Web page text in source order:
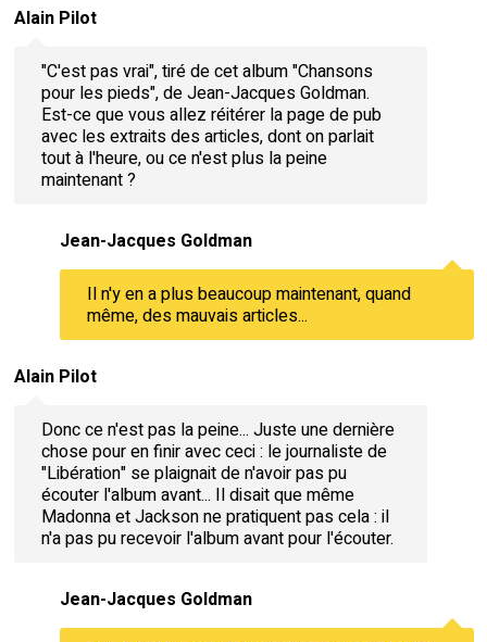
Alain Pilot
"C'est pas vrai", tiré de cet album "Chansons
pour les pieds", de Jean-Jacques Goldman.
Est-ce que vous allez réitérer la page de pub
avec les extraits des articles, dont on parlait
tout à l'heure, ou ce n'est plus la peine
maintenant ?
Jean-Jacques Goldman
Il n'y en a plus beaucoup maintenant, quand
même, des mauvais articles...
Alain Pilot
Donc ce n'est pas la peine... Juste une dernière
chose pour en finir avec ceci : le journaliste de
"Libération" se plaignait de n'avoir pas pu
écouter l'album avant... Il disait que même
Madonna et Jackson ne pratiquent pas cela : il
n'a pas pu recevoir l'album avant pour l'écouter.
Jean-Jacques Goldman